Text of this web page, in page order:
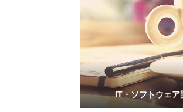
IT・ソフトウェア